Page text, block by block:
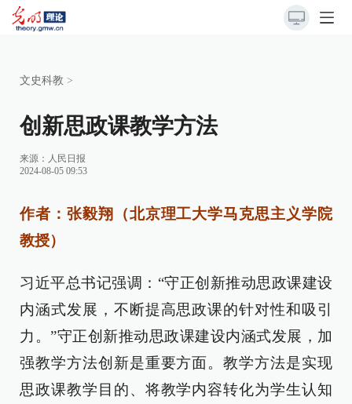
文史科教 >
创新思政课教学方法
来源： 人民日报
2024-08-05 09:53
作者：张毅翔（北京理工大学马克思主义学院
教授）
习近平总书记强调：“守正创新推动思政课建设
内涵式发展，不断提高思政课的针对性和吸引
力。”守正创新推动思政课建设内涵式发展，加
强教学方法创新是重要方面。教学方法是实现
思政课教学目的、将教学内容转化为学生认知